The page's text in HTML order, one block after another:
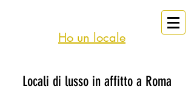
Ho un locale
Locali di lusso in affitto a Roma